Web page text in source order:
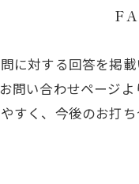
に対する回答を掲
問い合わせページ
く、今後のお打ち